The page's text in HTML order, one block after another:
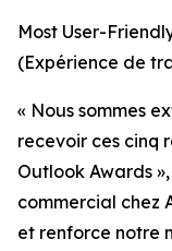
Most User-
(Expérience de
« Nous sommes
recevoir ces cinq
Outlook Awards
commercial chez
et renforce notre